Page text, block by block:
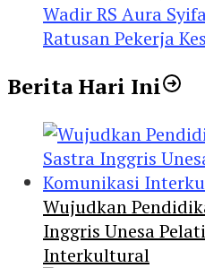
Wadir RS Aura
Ratusan Pekerja
Berita Hari Ini
Wujudkan
Inggris Unesa
Interkultural